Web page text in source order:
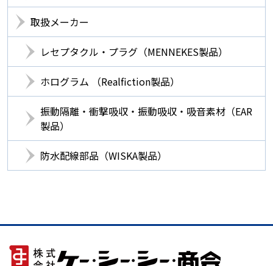
取扱メーカー
レセプタクル・プラグ（MENNEKES製品）
ホログラム （Realfiction製品）
振動隔離・衝撃吸収・振動吸収・吸音素材（EAR
製品）
防水配線部品（WISKA製品）